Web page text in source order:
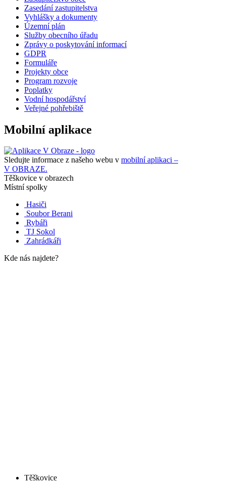
Zasedání zastupitelstva
Vyhlášky a dokumenty
Územní plán
Služby obecního úřadu
Zprávy o poskytování informací
GDPR
Formuláře
Projekty obce
Program rozvoje
Poplatky
Vodní hospodářství
Veřejné pohřebiště
Mobilní aplikace
Sledujte informace z našeho webu v mobilní aplikaci –
V OBRAZE.
Těškovice v obrazech
Místní spolky
Hasiči
Soubor Berani
Rybáři
TJ Sokol
Zahrádkáři
Kde nás najdete?
Těškovice